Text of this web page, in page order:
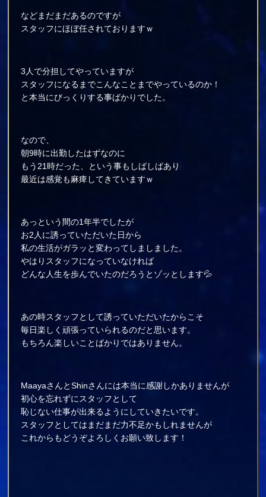
などまだまだあるのですが
スタッフにほぼ任されておりますｗ
3人で分担してやっていますが
スタッフになるまでこんなことまでやっているのか！
と本当にびっくりする事ばかりでした。
なので、
朝9時に出勤したはずなのに
もう21時だった、という事もしばしばあり
最近は感覚も麻痺してきていますｗ
あっという間の1年半でしたが
お2人に誘っていただいた日から
私の生活がガラッと変わってしましました。
やはりスタッフになっていなければ
どんな人生を歩んでいたのだろうとゾッとします💦
あの時スタッフとして誘っていただいたからこそ
毎日楽しく頑張っていられるのだと思います。
もちろん楽しいことばかりではありません。
MaayaさんとShinさんには本当に感謝しかありませんが
初心を忘れずにスタッフとして
恥じない仕事が出来るようにしていきたいです。
スタッフとしてはまだまだ力不足かもしれませんが
これからもどうぞよろしくお願い致します！